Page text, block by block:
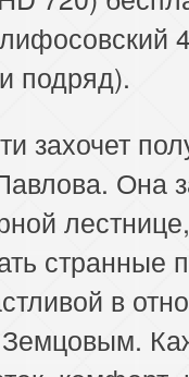
подряд).
захочет
Она
странные
в